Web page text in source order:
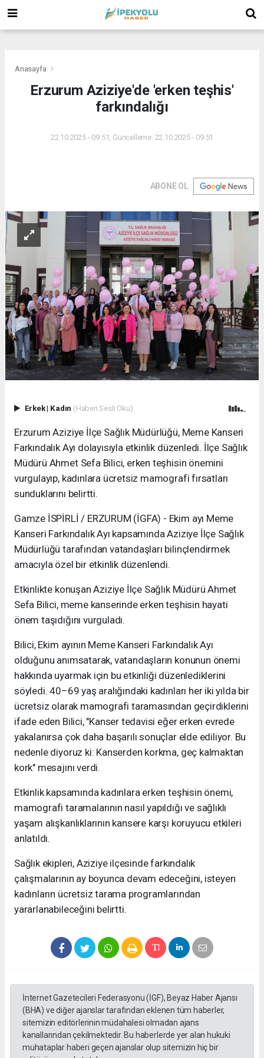
Anasayfa
Erzurum Aziziye'de 'erken teşhis'
farkındalığı
22.10.2025 - 09:51, Güncelleme: 22.10.2025 - 09:51
ABONE OL
Erkek| Kadın (Haberi Sesli Oku)
Erzurum Aziziye İlçe Sağlık Müdürlüğü, Meme Kanseri
Farkındalık Ayı dolayısıyla etkinlik düzenledi. İlçe Sağlık
Müdürü Ahmet Sefa Bilici, erken teşhisin önemini
vurgulayıp, kadınlara ücretsiz mamografi fırsatları
sunduklarını belirtti.
Gamze İSPİRLİ / ERZURUM (İGFA) - Ekim ayı Meme
Kanseri Farkındalık Ayı kapsamında Aziziye İlçe Sağlık
Müdürlüğü tarafından vatandaşları bilinçlendirmek
amacıyla özel bir etkinlik düzenlendi.
Etkinlikte konuşan Aziziye İlçe Sağlık Müdürü Ahmet
Sefa Bilici, meme kanserinde erken teşhisin hayati
önem taşıdığını vurguladı.
Bilici, Ekim ayının Meme Kanseri Farkındalık Ayı
olduğunu anımsatarak, vatandaşların konunun önemi
hakkında uyarmak için bu etkinliği düzenlediklerini
söyledi. 40–69 yaş aralığındaki kadınları her iki yılda bir
ücretsiz olarak mamografi taramasından geçirdiklerini
ifade eden Bilici, "Kanser tedavisi eğer erken evrede
yakalanırsa çok daha başarılı sonuçlar elde ediliyor. Bu
nedenle diyoruz ki: Kanserden korkma, geç kalmaktan
kork" mesajını verdi.
Etkinlik kapsamında kadınlara erken teşhisin önemi,
mamografi taramalarının nasıl yapıldığı ve sağlıklı
yaşam alışkanlıklarının kansere karşı koruyucu etkileri
anlatıldı.
Sağlık ekipleri, Aziziye ilçesinde farkındalık
çalışmalarının ay boyunca devam edeceğini, isteyen
kadınların ücretsiz tarama programlarından
yararlanabileceğini belirtti.
İnternet Gazetecileri Federasyonu (İGF), Beyaz Haber Ajansı
(BHA) ve diğer ajanslar tarafından eklenen tüm haberler,
sitemizin editörlerinin müdahalesi olmadan ajans
kanallarından çekilmektedir. Bu haberlerde yer alan hukuki
muhataplar haberi geçen ajanslar olup sitemizin hiç bir